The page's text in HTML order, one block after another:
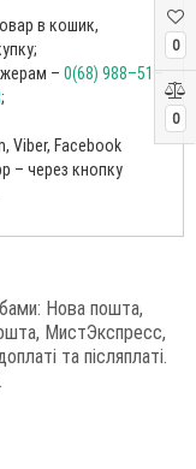
0
0
в кошик,
– 0(68) 988–51–
;
Viber, Facebook
– через кнопку
Нова пошта,
МистЭкспресс,
та післяплаті.